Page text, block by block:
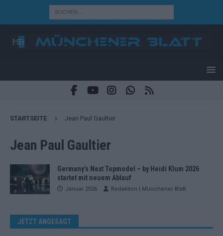
STARTSEITE Jean Paul Gaultier
Jean Paul Gaultier
Germany’s Next Topmodel – by Heidi Klum 2026
startet mit neuem Ablauf
Januar 2026 Redaktion | Münchener Blatt
JETZT ANGESAGT